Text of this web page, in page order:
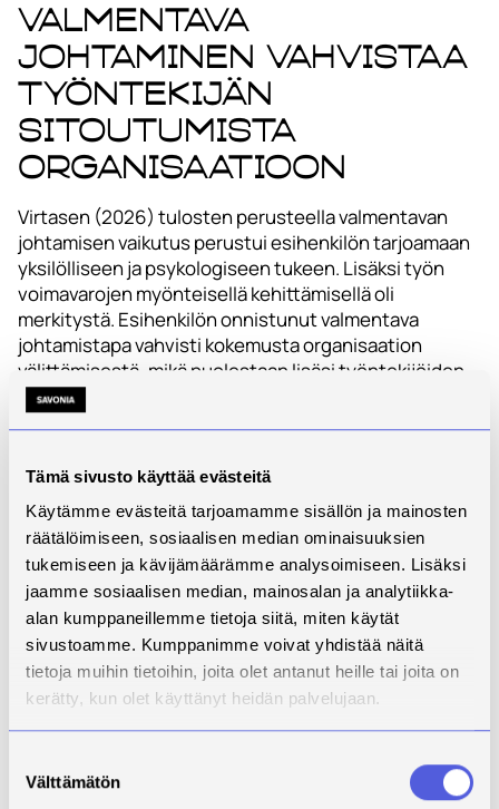
Tämä sivusto käyttää evästeitä
Käytämme evästeitä tarjoamamme sisällön ja mainosten
räätälöimiseen, sosiaalisen median ominaisuuksien
tukemiseen ja kävijämäärämme analysoimiseen. Lisäksi
jaamme sosiaalisen median, mainosalan ja analytiikka-
alan kumppaneillemme tietoja siitä, miten käytät
sivustoamme. Kumppanimme voivat yhdistää näitä
tietoja muihin tietoihin, joita olet antanut heille tai joita on
kerätty, kun olet käyttänyt heidän palvelujaan.
valinta
Välttämätön
Valmentava
johtaminen vahvistaa
työntekijän
sitoutumista
organisaatioon
Virtasen (2026) tulosten perusteella valmentavan
johtamisen vaikutus perustui esihenkilön tarjoamaan
yksilölliseen ja psykologiseen tukeen. Lisäksi työn
voimavarojen myönteisellä kehittämisellä oli
merkitystä. Esihenkilön onnistunut valmentava
johtamistapa vahvisti kokemusta organisaation
välittämisestä, mikä puolestaan lisäsi työntekijöiden
osallisuuden tunnetta ja affektiivista sitoutumista.
työhön sitoutuminen toimi keskeisenä linkkinä
valmentavan johtamisen ja organisaatioon
sitoutumisen välillä. Havainnot osoittavat, että
johtamiskäytännöillä on merkittävä rooli sitoutumisen
rakentumisessa ja vahvistumisessa. Valmentava
johtaminen voi vahvistaa sitoutumista erityisesti
organisaatioissa, joissa sen käytännöt ovat
integroituneet osaksi arjen esihenkilötyötä.
Organisaatiot hyötyvät johtamiskäytännöistä, jotka
vahvistavat työntekijöiden sitoutumista.
tukeminen ovat keskeisiä tekijöitä organisaation
johtamiskyvyn vahvistamisessa. Osaamisen